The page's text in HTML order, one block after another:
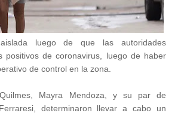
luego de que las autoridades
positivos de coronavirus, luego de haber
de control en la zona.
Mayra Mendoza, y su par de
determinaron llevar a cabo un